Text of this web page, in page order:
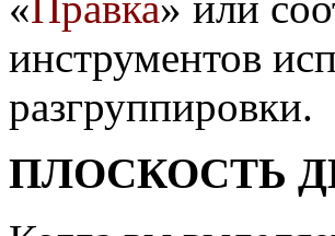
инструментов
разгруппировки.
ПЛОСКОСТЬ